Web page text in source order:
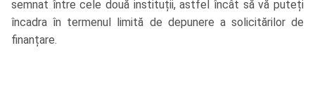
semnat între cele două instituții, astfel încât să vă puteți
încadra în termenul limită de depunere a solicitărilor de
finanțare.